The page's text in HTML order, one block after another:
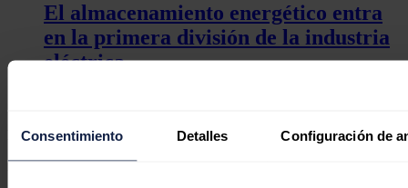
Consentimiento Detalles Configuración de
El almacenamiento energético entra
en la primera división de la industria
eléctrica
No hay comentarios
Deja tu comentario